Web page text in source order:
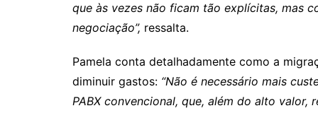
que às vezes não ficam tão explícitas, mas
negociação”, ressalta.
Pamela conta detalhadamente como a
diminuir gastos: “Não é necessário mais
PABX convencional, que, além do alto